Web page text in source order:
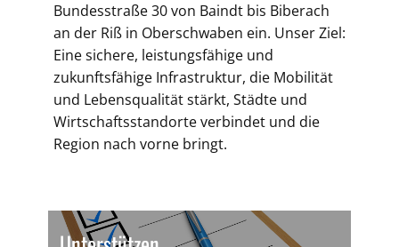
Bundesstraße 30 von Baindt bis Biberach
an der Riß in Oberschwaben ein. Unser Ziel:
Eine sichere, leistungsfähige und
zukunftsfähige Infrastruktur, die Mobilität
und Lebensqualität stärkt, Städte und
Wirtschaftsstandorte verbindet und die
Region nach vorne bringt.